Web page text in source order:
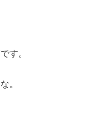
す。
。